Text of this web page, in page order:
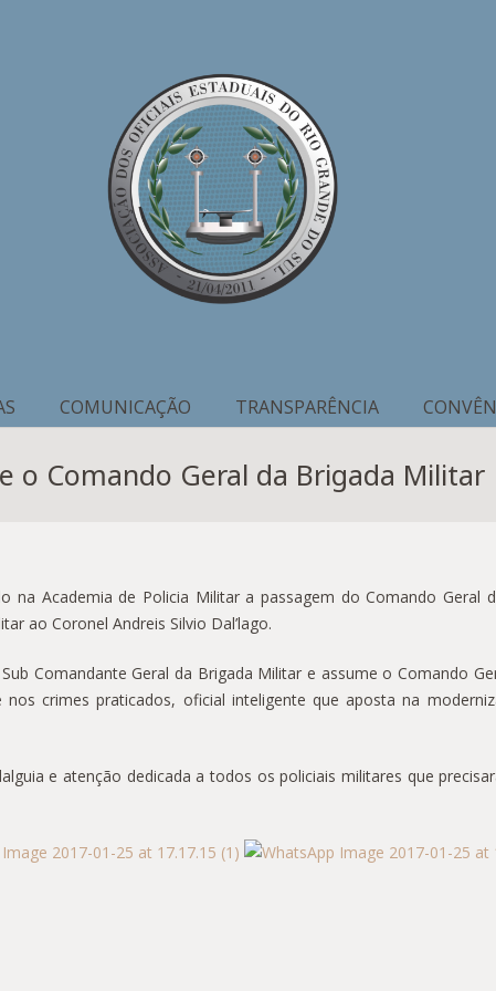
COMUNICAÇÃO TRANSPARÊNCIA
o Comando Geral da Brigada Militar
de Policia Militar a passagem do Comando Geral
ao Coronel Andreis Silvio Dal’lago.
Geral da Brigada Militar e assume o Comando
crimes praticados, oficial inteligente que aposta na
e atenção dedicada a todos os policiais militares que